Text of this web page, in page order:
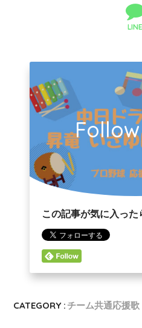
LINE
この記事が気に入った
CATEGORY : チーム共通応援歌